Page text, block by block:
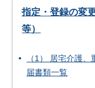
指定・登録の変
等）
（1） 居宅介護
届書類一覧